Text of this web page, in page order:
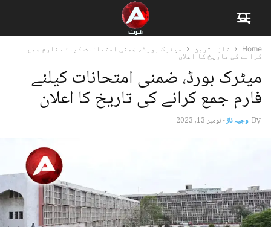
Home تازہ ترین
میٹرک بورڈ، ضمنی امتحانات کیلئے فارم جمع
کرانے کی تاریخ کا اعلان
میٹرک بورڈ، ضمنی امتحانات کیلئے
فارم جمع کرانے کی تاریخ کا اعلان
By وجیہ ناز-نومبر 13, 2023